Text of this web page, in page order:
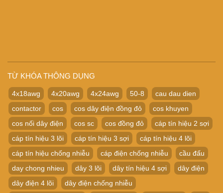
TỪ KHÓA THÔNG DỤNG
4x18awg 4x20awg 4x24awg 50-8
cau dau dien
contactor
cos cos dây điện đồng đỏ
cos khuyen
cos nối dây điện
cos sc cos đồng đỏ
cáp tín hiệu 2 sợi
cáp tín hiệu 3 lõi
cáp tín hiệu 3 sợi
cáp tín hiệu 4 lõi
cáp tín hiệu chống nhiễu
cáp điện chống nhiễu
cầu đấu
day chong nhieu
dây 3 lõi dây tín hiệu 4 sợi
dây điện
dây điện 4 lõi
dây điện chống nhiễu